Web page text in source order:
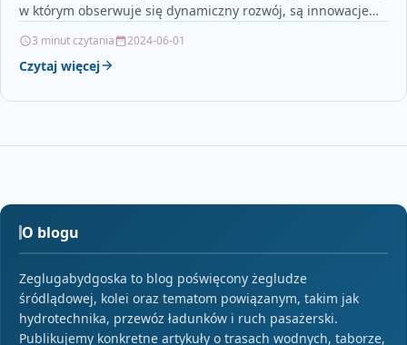
w którym obserwuje się dynamiczny rozwój, są innowacje
3 minut czytania 2024-06-01
Czytaj więcej
O blogu
Zeglugabydgoska to blog poświęcony żegludze
śródlądowej, kolei oraz tematom powiązanym, takim jak
hydrotechnika, przewóz ładunków i ruch pasażerski.
Publikujemy konkretne artykuły o trasach wodnych, taborze,